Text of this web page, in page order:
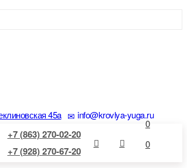
45a info@krovlya-yuga.ru
+7 (863) 270-02-20
+7 (928) 270-67-20
0
0